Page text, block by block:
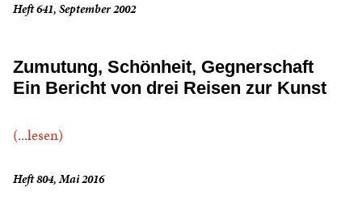
Heft 641, September 2002
Zumutung, Schönheit, Gegnerschaft
Ein Bericht von drei Reisen zur Kunst
(...lesen)
Heft 804, Mai 2016